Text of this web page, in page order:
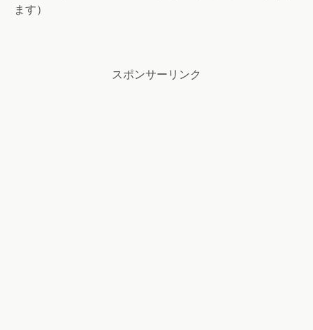
ます）
スポンサーリンク